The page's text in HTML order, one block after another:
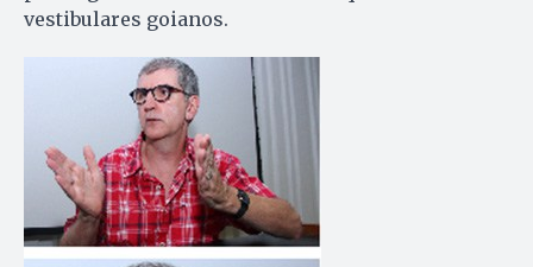
vestibulares goianos.